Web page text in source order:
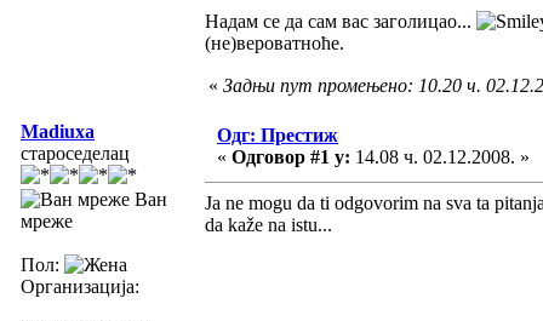
Надам се да сам вас заголицао...
(не)вероватноће.
« Задњи пут промењено: 10.20 ч.
Madiuxa
староседелац
Ван
мреже
Пол:
Организација:
Одг: Престиж
« Одговор #1 у: 14.08 ч. 02.12.2008. »
Ja ne mogu da ti odgovorim na sva ta
da kaže na istu...